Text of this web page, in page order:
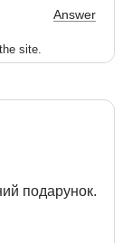
Answer
site.
подарунок.